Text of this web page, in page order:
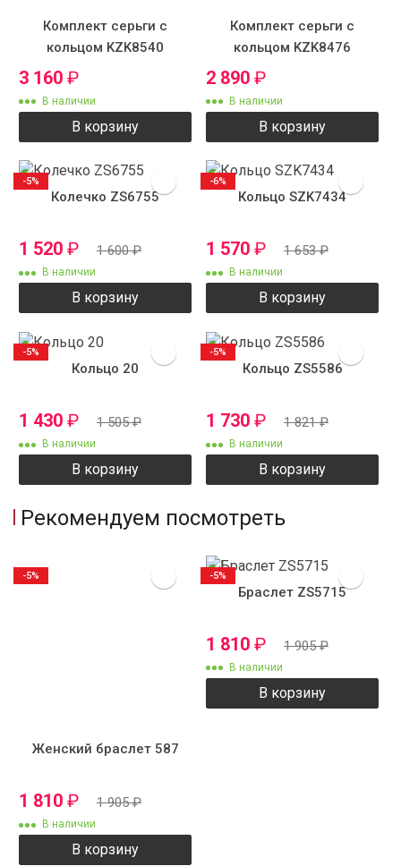
Комплект серьги с
кольцом KZK8540
3 160 ₽
В наличии
В корзину
Комплект серьги с
кольцом KZK8476
2 890 ₽
В наличии
В корзину
Колечко ZS6755
1 520 ₽ 1 600₽
В наличии
В корзину
-5%
Кольцо SZK7434
1 570 ₽ 1 653₽
В наличии
В корзину
-6%
Кольцо 20
1 430 ₽ 1 505₽
В наличии
В корзину
-5%
Кольцо ZS5586
1 730 ₽ 1 821₽
В наличии
В корзину
-5%
Рекомендуем посмотреть
Женский браслет 587
1 810 ₽ 1 905₽
В наличии
В корзину
-5%
Браслет ZS5715
1 810 ₽ 1 905₽
В наличии
В корзину
-5%